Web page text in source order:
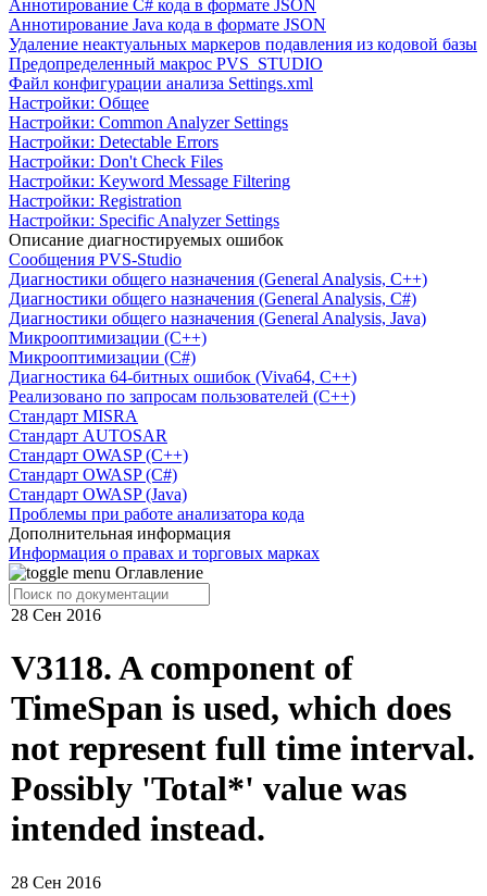
Аннотирование C# кода в формате JSON
Аннотирование Java кода в формате JSON
Удаление неактуальных маркеров подавления из кодовой базы
Предопределенный макрос PVS_STUDIO
Файл конфигурации анализа Settings.xml
Настройки: Общее
Настройки: Common Analyzer Settings
Настройки: Detectable Errors
Настройки: Don't Check Files
Настройки: Keyword Message Filtering
Настройки: Registration
Настройки: Specific Analyzer Settings
Описание диагностируемых ошибок
Сообщения PVS-Studio
Диагностики общего назначения (General Analysis, C++)
Диагностики общего назначения (General Analysis, C#)
Диагностики общего назначения (General Analysis, Java)
Микрооптимизации (C++)
Микрооптимизации (C#)
Диагностика 64-битных ошибок (Viva64, C++)
Реализовано по запросам пользователей (C++)
Cтандарт MISRA
Стандарт AUTOSAR
Стандарт OWASP (C++)
Стандарт OWASP (C#)
Стандарт OWASP (Java)
Проблемы при работе анализатора кода
Дополнительная информация
Информация о правах и торговых марках
Оглавление
28 Сен 2016
V3118. A component of
TimeSpan is used, which does
not represent full time interval.
Possibly 'Total*' value was
intended instead.
28 Сен 2016